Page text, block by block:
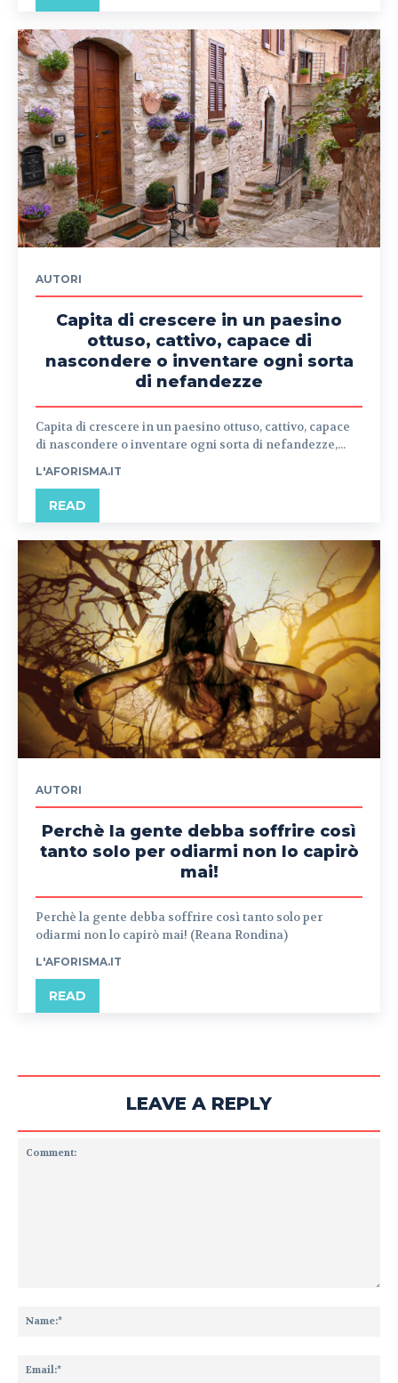
AUTORI
Capita di crescere in un paesino
ottuso, cattivo, capace di
nascondere o inventare ogni sorta
di nefandezze
Capita di crescere in un paesino ottuso, cattivo, capace
di nascondere o inventare ogni sorta di nefandezze,...
L'AFORISMA.IT
READ
AUTORI
Perchè la gente debba soffrire così
tanto solo per odiarmi non lo capirò
mai!
Perchè la gente debba soffrire così tanto solo per
odiarmi non lo capirò mai! (Reana Rondina)
L'AFORISMA.IT
READ
LEAVE A REPLY